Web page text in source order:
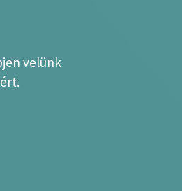
velünk